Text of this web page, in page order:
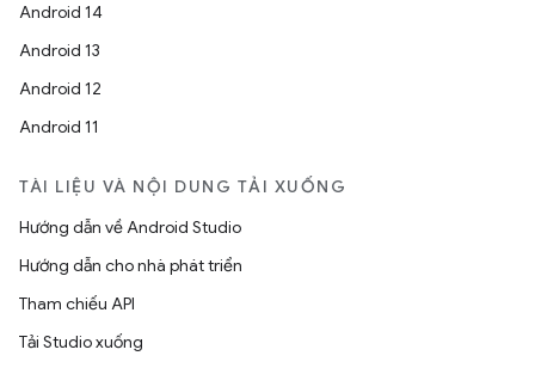
Android 14
Android 13
Android 12
Android 11
TÀI LIỆU VÀ NỘI DUNG TẢI XUỐNG
Hướng dẫn về Android Studio
Hướng dẫn cho nhà phát triển
Tham chiếu API
Tải Studio xuống